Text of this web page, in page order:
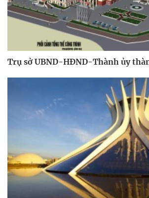
Trụ sở UBND-HĐND-Thành ủy